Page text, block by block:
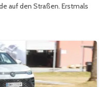
auf den Straßen. Erstmals